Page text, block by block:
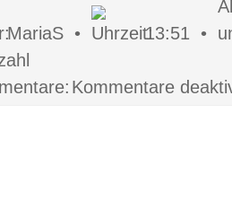
MariaS • 13:51 •
Kommentare